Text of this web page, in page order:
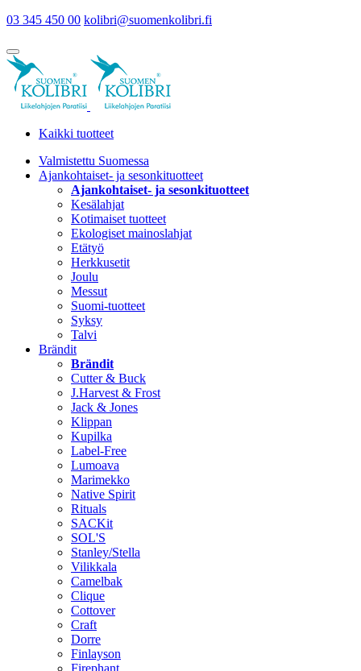
03 345 450 00 kolibri@suomenkolibri.fi
Kaikki tuotteet
Valmistettu Suomessa
Ajankohtaiset- ja sesonkituotteet
Ajankohtaiset- ja sesonkituotteet
Kesälahjat
Kotimaiset tuotteet
Ekologiset mainoslahjat
Etätyö
Herkkusetit
Joulu
Messut
Suomi-tuotteet
Syksy
Talvi
Brändit
Brändit
Cutter & Buck
J.Harvest & Frost
Jack & Jones
Klippan
Kupilka
Label-Free
Lumoava
Marimekko
Native Spirit
Rituals
SACKit
SOL'S
Stanley/Stella
Vilikkala
Camelbak
Clique
Cottover
Craft
Dorre
Finlayson
Firephant